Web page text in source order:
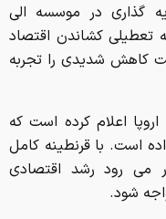
گذاری در موسسه الی
تعطیلی کشاندن اقتصاد
کاهش شدیدی را تجربه
اروپا اعلام کرده است که
است. با قرنطینه کامل
می رود رشد اقتصادی
شود.